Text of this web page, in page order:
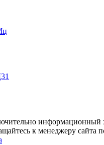
информационный
к менеджеру сайта